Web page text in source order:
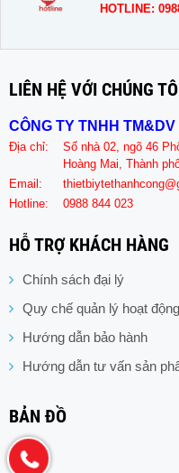
HOTLINE:
LIÊN HỆ VỚI CHÚNG
CÔNG TY TNHH
Địa chỉ:
Số nhà 02, ngõ 46
Hoàng Mai, Thành
Email:
Hotline:
0988 844 023
HỖ TRỢ KHÁCH HÀNG
Chính sách đại lý
Quy chế quản lý hoạt động
Hướng dẫn bảo hành
Hướng dẫn tư vấn sản
BẢN ĐỒ